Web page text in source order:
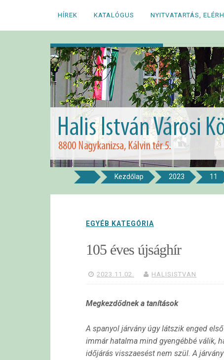
HÍREK KATALÓGUS NYITVATARTÁS,
Halis István
Kezdőlap 2023 11
EGYÉB KATEGÓRIA
105 éves újsághír
2023.11.02. HALISISTVAN
Megkezdődnek a tanítások
A spanyol járvány úgy látszik enged
immár hatalma mind gyengébbé válik,
időjárás visszaesést nem szül. A